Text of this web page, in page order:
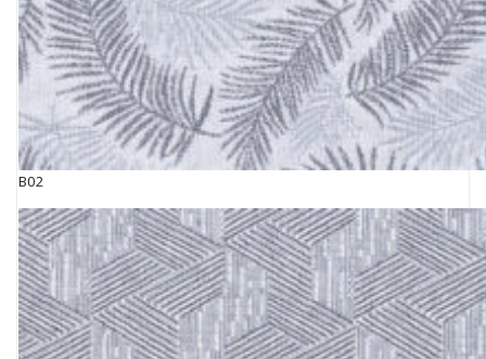
B02